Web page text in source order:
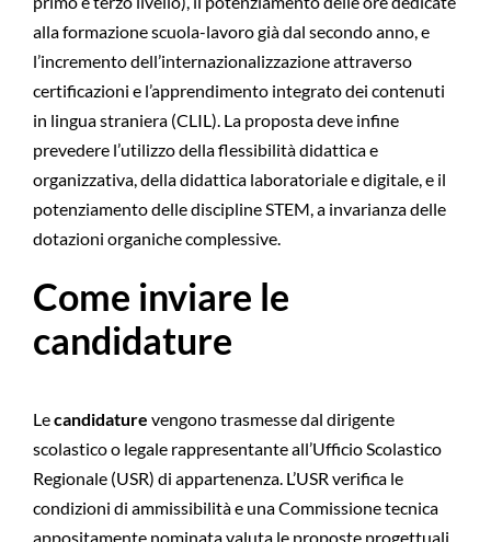
alla formazione scuola-lavoro già dal secondo anno, e
l’incremento dell’internazionalizzazione attraverso
certificazioni e l’apprendimento integrato dei contenuti
in lingua straniera (CLIL). La proposta deve infine
prevedere l’utilizzo della flessibilità didattica e
organizzativa, della didattica laboratoriale e digitale, e il
potenziamento delle discipline STEM, a invarianza delle
dotazioni organiche complessive.
Come inviare le
candidature
Lecandidature vengono trasmesse dal dirigente
scolastico o legale rappresentante all’Ufficio Scolastico
Regionale (USR) di appartenenza. L’USR verifica le
condizioni di ammissibilità e una Commissione tecnica
appositamente nominata valuta le proposte progettuali.